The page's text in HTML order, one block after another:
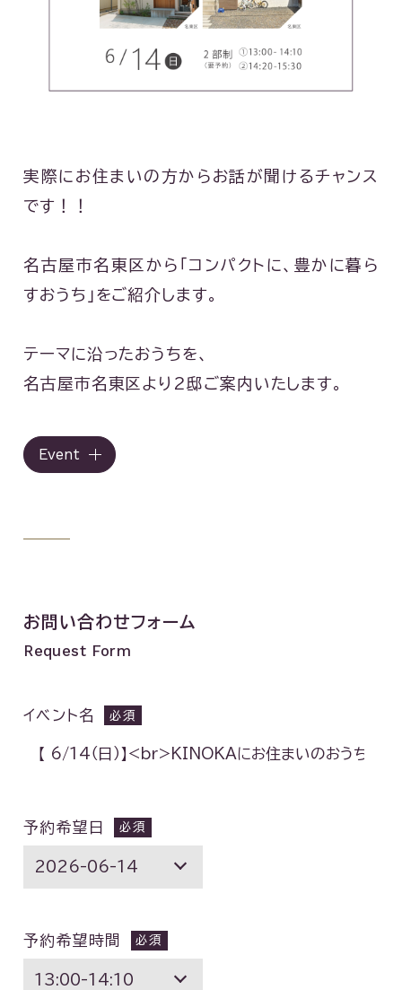
実際にお住まいの方からお話が聞けるチャンス
です！！
名古屋市名東区から「コンパクトに、豊かに暮ら
すおうち」をご紹介します。
テーマに沿ったおうちを、
名古屋市名東区より2邸ご案内いたします。
Event
お問い合わせフォーム
Request Form
イベント名
予約希望日
予約希望時間